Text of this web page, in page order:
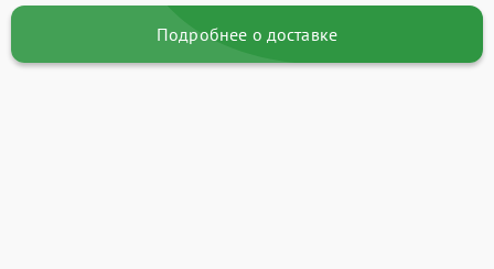
Подробнее о доставке